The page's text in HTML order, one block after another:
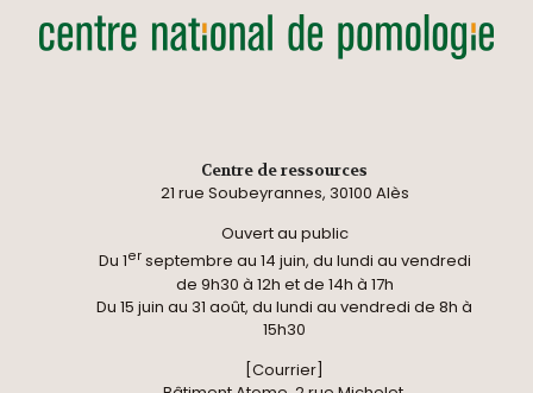
Centre de ressources
21 rue Soubeyrannes, 30100 Alès
Ouvert au public
Du 1erseptembre au 14 juin, du lundi au vendredi
de 9h30 à 12h et de 14h à 17h
Du 15 juin au 31 août, du lundi au vendredi de 8h à
15h30
[Courrier]